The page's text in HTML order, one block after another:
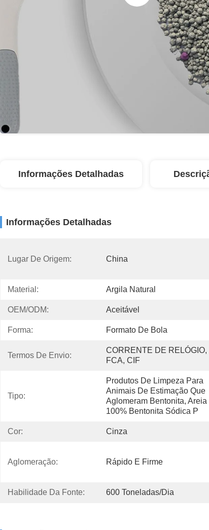
Informações Detalhadas
Informações Detalhadas
Lugar De Origem: China
Material: Argila Natural
OEM/ODM: Aceitável
Forma: Formato De Bola
Termos De Envio:
CORRENTE DE RELÓGIO,
FCA, CIF
Tipo:
Produtos De Limpeza Para
Animais De Estimação Que
Aglomeram Bentonita, Areia
100% Bentonita Sódica P
Cor: Cinza
Aglomeração: Rápido E Firme
Habilidade Da Fonte: 600 Toneladas/dia